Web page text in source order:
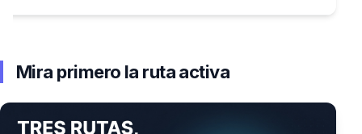
Mira primero la ruta activa